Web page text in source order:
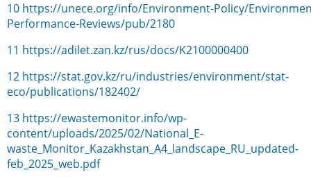
10 https://unece.org/info/Environment-Policy/
Performance-Reviews/pub/2180
11 https://adilet.zan.kz/rus/docs/K2100000400
12 https://stat.gov.kz/ru/industries/environment/stat-
eco/publications/182402/
13 https://ewastemonitor.info/wp-
content/uploads/2025/02/National_E-
waste_Monitor_Kazakhstan_A4_landscape_RU_updated-
feb_2025_web.pdf